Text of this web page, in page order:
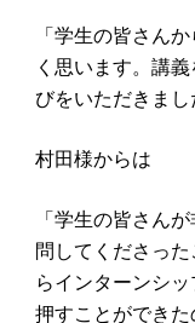
「学生の皆さん
く思います。講
びをいただきまし
村田様からは
「学生の皆さん
問してくださっ
らインターンシ
押すことができた